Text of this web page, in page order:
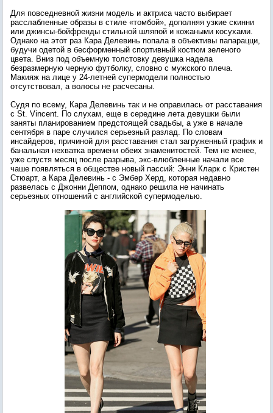
Для повседневной жизни модель и актриса часто выбирает
расслабленные образы в стиле «томбой», дополняя узкие скинни
или джинсы-бойфренды стильной шляпой и кожаными косухами.
Однако на этот раз Кара Делевинь попала в объективы папарацци,
будучи одетой в бесформенный спортивный костюм зеленого
цвета. Вниз под объемную толстовку девушка надела
безразмерную черную футболку, словно с мужского плеча.
Макияж на лице у 24-летней супермодели полностью
отсутствовал, а волосы не расчесаны.
Судя по всему, Кара Делевинь так и не оправилась от расставания
с St. Vincent. По слухам, еще в середине лета девушки были
заняты планированием предстоящей свадьбы, а уже в начале
сентября в паре случился серьезный разлад. По словам
инсайдеров, причиной для расставания стал загруженный график и
банальная нехватка времени обеих знаменитостей. Тем не менее,
уже спустя месяц после разрыва, экс-влюбленные начали все
чаше появляться в обществе новый пассий: Энни Кларк с Кристен
Стюарт, а Кара Делевинь - с Эмбер Херд, которая недавно
развелась с Джонни Деппом, однако решила не начинать
серьезных отношений с английской супермоделью.